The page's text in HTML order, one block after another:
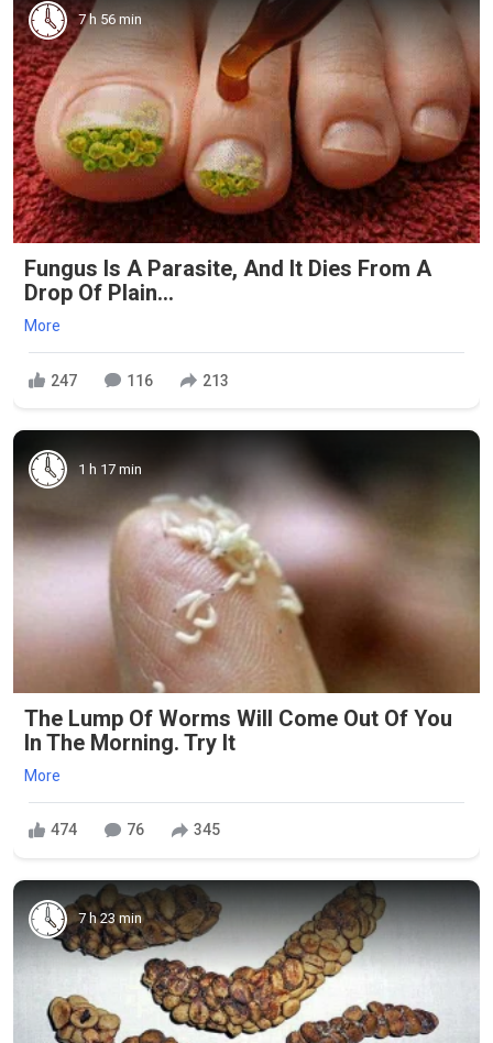
7 h 56 min
Fungus Is A Parasite, And It Dies From A
Drop Of Plain...
More
247 116 213
1 h 17 min
The Lump Of Worms Will Come Out Of You
In The Morning. Try It
More
474 76 345
7 h 23 min